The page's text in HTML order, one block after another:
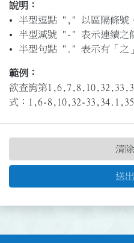
說明：
半型逗點 "," 以區隔條號
半型減號 "-" 表示連續之
半型句點 "." 表示有「之
範例：
欲查詢第
式：1,6-8,10,32-
送
清